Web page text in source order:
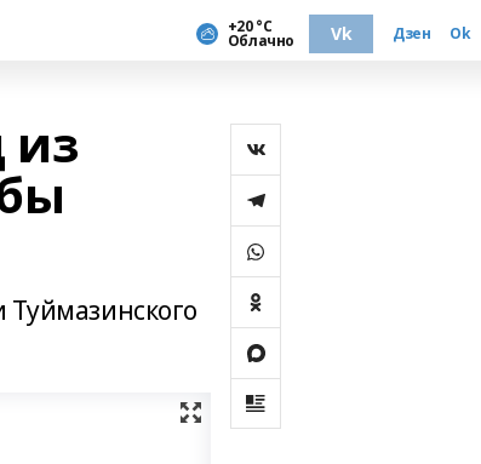
+20 °С
Облачно Vk Дзен Ok
из